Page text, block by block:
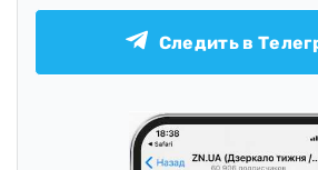
Следить в